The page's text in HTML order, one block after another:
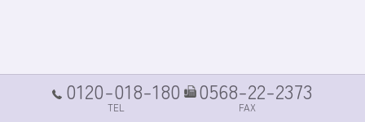
0120-018-180
TEL
0568-22-2373
FAX